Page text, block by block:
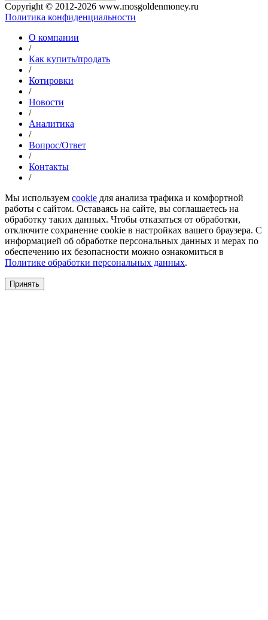
Copyright © 2012-2026 www.mosgoldenmoney.ru
Политика конфиденциальности
О компании
/
Как купить/продать
/
Котировки
/
Новости
/
Аналитика
/
Вопрос/Ответ
/
Контакты
/
Мы используем cookie для анализа трафика и комфортной
работы с сайтом. Оставаясь на сайте, вы соглашаетесь на
обработку таких данных. Чтобы отказаться от обработки,
отключите сохранение cookie в настройках вашего браузера. С
информацией об обработке персональных данных и мерах по
обеспечению их безопасности можно ознакомиться в
Политике обработки персональных данных.
Принять